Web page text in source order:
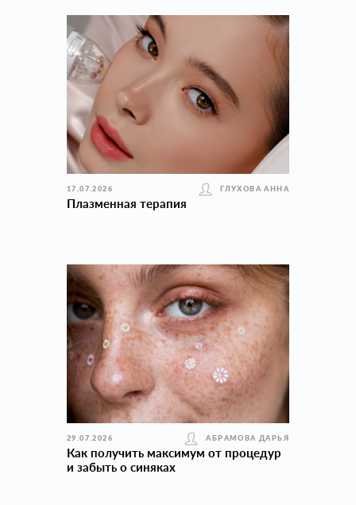
17.07.2026 ГЛУХОВА АННА
Плазменная терапия
29.07.2026 АБРАМОВА ДАРЬЯ
Как получить максимум от процедур
и забыть о синяках